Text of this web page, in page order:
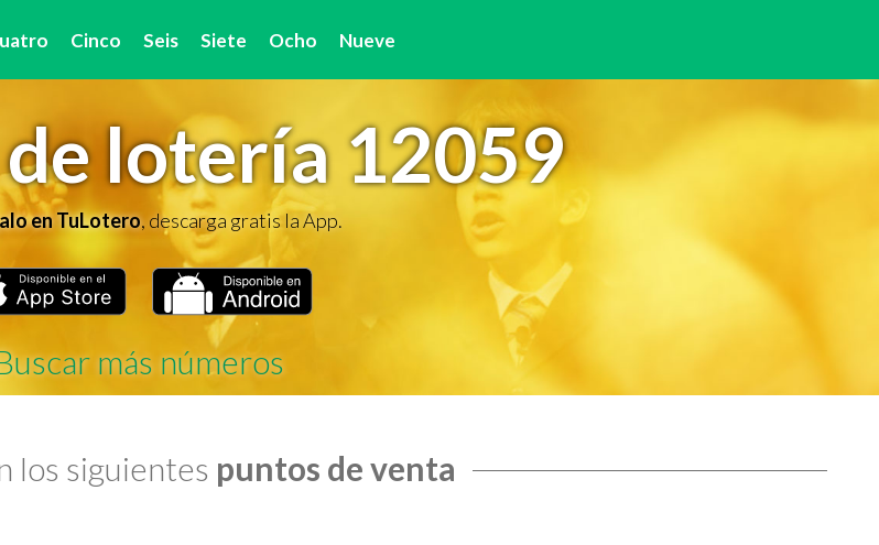
Cinco Seis Siete Ocho Nueve
lotería 12059
en TuLotero, descarga gratis la App.
más números
los siguientes puntos de venta